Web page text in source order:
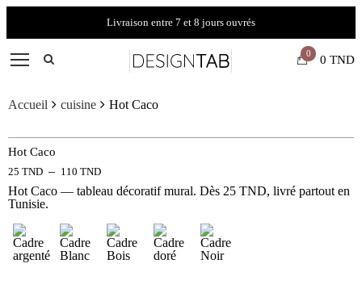
Livraison entre 7 et 8 jours ouvrés
0 0 TND
Accueil cuisine Hot Caco
Hot Caco
25 TND – 110 TND
Hot Caco — tableau décoratif mural. Dès 25 TND, livré partout en
Tunisie.